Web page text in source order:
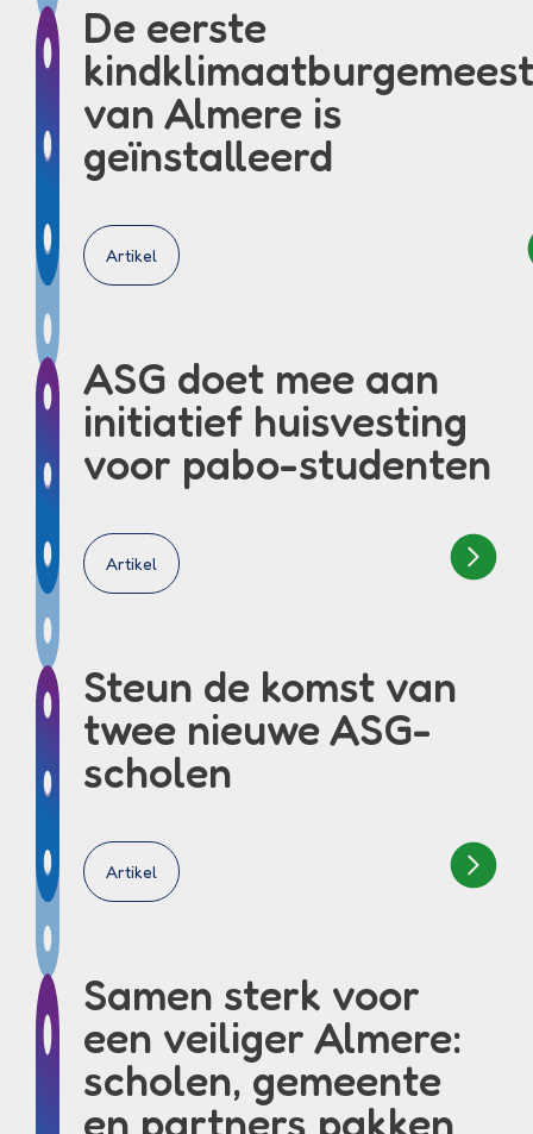
De eerste
van Almere is
geïnstalleerd
Artikel
ASG doet mee aan
initiatief huisvesting
voor pabo-studenten
Artikel
Steun de komst van
twee nieuwe ASG-
scholen
Artikel
Samen sterk voor
een veiliger Almere:
scholen, gemeente
en partners pakken